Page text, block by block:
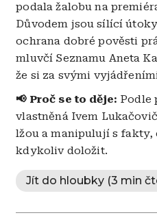
podala žalobu na
Důvodem jsou sílící
ochrana dobré pověsti
mluvčí Seznamu Aneta
že si za svými
📢 Proč se to děje: Podle
vlastněná Ivem
lžou a manipulují s fakty,
kdykoliv doložit.
Jít do hloubky (3 min